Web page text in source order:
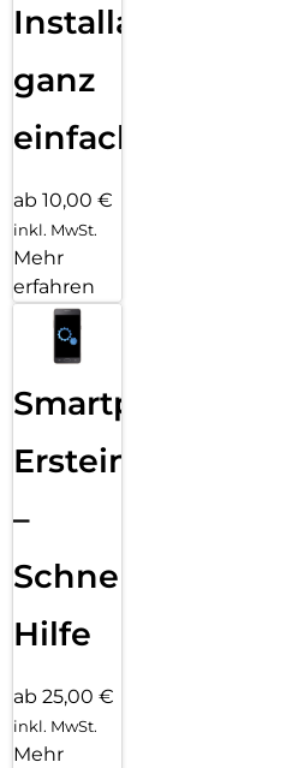
Installation
ganz
einfach
ab 10,00 €
inkl. MwSt.
Mehr
erfahren
Smartphone
Ersteinrichtung
–
Schnelle
Hilfe
ab 25,00 €
inkl. MwSt.
Mehr